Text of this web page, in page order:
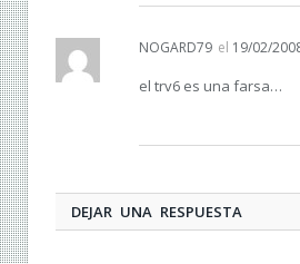
NOGARD79 el 19/02/
el trv6 es una farsa…
DEJAR UNA RESPUESTA